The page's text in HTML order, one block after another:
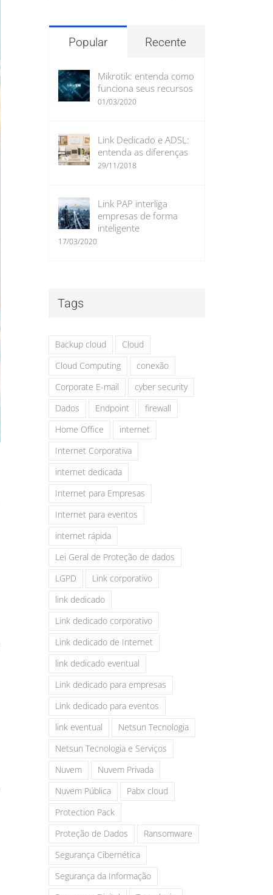
Popular Recente
Mikrotik: entenda como
funciona seus recursos
01/03/2020
Link Dedicado e ADSL:
entenda as diferenças
29/11/2018
Link PAP interliga
empresas de forma
inteligente
17/03/2020
Tags
Backup cloud
Cloud
Cloud Computing
conexão
Corporate E-mail
cyber security
Dados
Endpoint
firewall
Home Office
internet
Internet Corporativa
internet dedicada
Internet para Empresas
Internet para eventos
internet rápida
Lei Geral de Proteção de dados
LGPD
Link corporativo
link dedicado
Link dedicado corporativo
Link dedicado de Internet
link dedicado eventual
Link dedicado para empresas
Link dedicado para eventos
link eventual
Netsun Tecnologia
Netsun Tecnologia e Serviços
Nuvem
Nuvem Privada
Nuvem Pública
Pabx cloud
Protection Pack
Proteção de Dados
Ransomware
Segurança Cibernética
Segurança da Informação